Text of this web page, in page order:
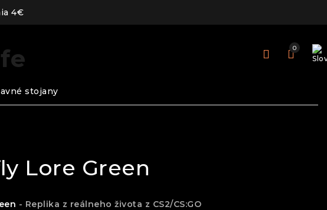
4€
0
stojany
Lore Green
- Replika z reálneho života z CS2/CS:GO